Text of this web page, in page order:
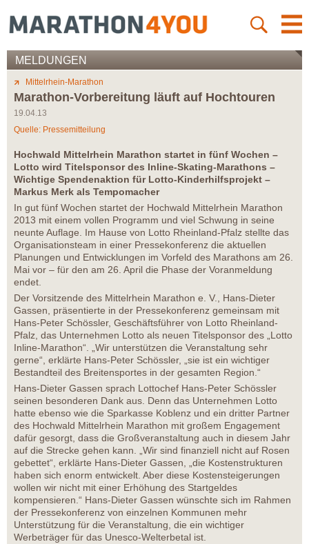
MELDUNGEN
Mittelrhein-Marathon
Marathon-Vorbereitung läuft auf Hochtouren
19.04.13
Quelle: Pressemitteilung
Hochwald Mittelrhein Marathon startet in fünf Wochen –
Lotto wird Titelsponsor des Inline-Skating-Marathons –
Wichtige Spendenaktion für Lotto-Kinderhilfsprojekt –
Markus Merk als Tempomacher
In gut fünf Wochen startet der Hochwald Mittelrhein Marathon
2013 mit einem vollen Programm und viel Schwung in seine
neunte Auflage. Im Hause von Lotto Rheinland-Pfalz stellte das
Organisationsteam in einer Pressekonferenz die aktuellen
Planungen und Entwicklungen im Vorfeld des Marathons am 26.
Mai vor – für den am 26. April die Phase der Voranmeldung
endet.
Der Vorsitzende des Mittelrhein Marathon e. V., Hans-Dieter
Gassen, präsentierte in der Pressekonferenz gemeinsam mit
Hans-Peter Schössler, Geschäftsführer von Lotto Rheinland-
Pfalz, das Unternehmen Lotto als neuen Titelsponsor des „Lotto
Inline-Marathon“. „Wir unterstützen die Veranstaltung sehr
gerne“, erklärte Hans-Peter Schössler, „sie ist ein wichtiger
Bestandteil des Breitensportes in der gesamten Region.“
Hans-Dieter Gassen sprach Lottochef Hans-Peter Schössler
seinen besonderen Dank aus. Denn das Unternehmen Lotto
hatte ebenso wie die Sparkasse Koblenz und ein dritter Partner
des Hochwald Mittelrhein Marathon mit großem Engagement
dafür gesorgt, dass die Großveranstaltung auch in diesem Jahr
auf die Strecke gehen kann. „Wir sind finanziell nicht auf Rosen
gebettet“, erklärte Hans-Dieter Gassen, „die Kostenstrukturen
haben sich enorm entwickelt. Aber diese Kostensteigerungen
wollen wir nicht mit einer Erhöhung des Startgeldes
kompensieren.“ Hans-Dieter Gassen wünschte sich im Rahmen
der Pressekonferenz von einzelnen Kommunen mehr
Unterstützung für die Veranstaltung, die ein wichtiger
Werbeträger für das Unesco-Welterbetal ist.